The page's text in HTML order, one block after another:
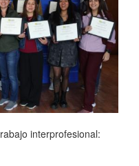
interprofesional: